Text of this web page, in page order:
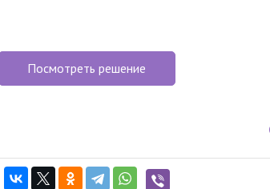
Посмотреть решение